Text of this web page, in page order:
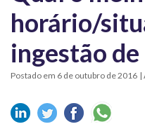
horário/
ingestão
Postado em 6 de outubro de 2016 |